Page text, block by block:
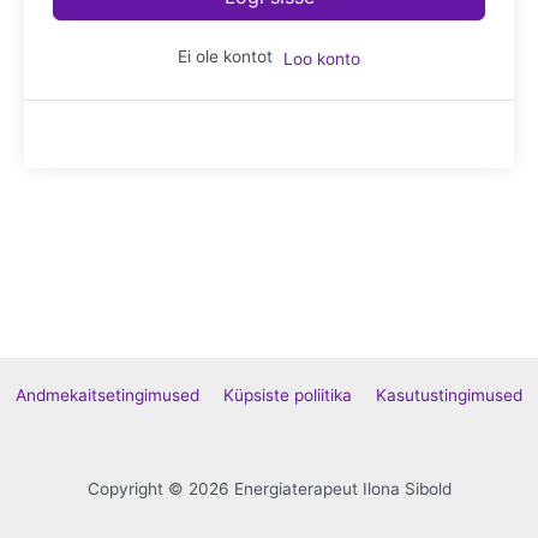
Ei ole kontot Loo konto
Andmekaitsetingimused Küpsiste poliitika Kasutustingimused
Copyright © 2026 Energiaterapeut Ilona Sibold